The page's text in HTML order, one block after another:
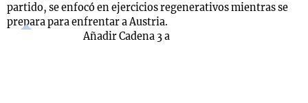
partido, se enfocó en ejercicios regenerativos mientras se
prepara para enfrentar a Austria.
Añadir Cadena 3 a